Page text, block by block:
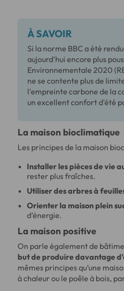
À SAVOIR
Si la norme BBC a été
aujourd'hui encore plus
Environnementale 2020
ne se contente plus de
l'empreinte carbone de la
un excellent confort d'été
La maison bioclimatique
Les principes de la maison
Installer les pièces de vie
rester plus fraîches.
Utiliser des arbres à
Orienter la maison plein
d’énergie.
La maison positive
On parle également de
but de produire davantage
mêmes principes qu’une
à chaleur ou le poêle à bois,